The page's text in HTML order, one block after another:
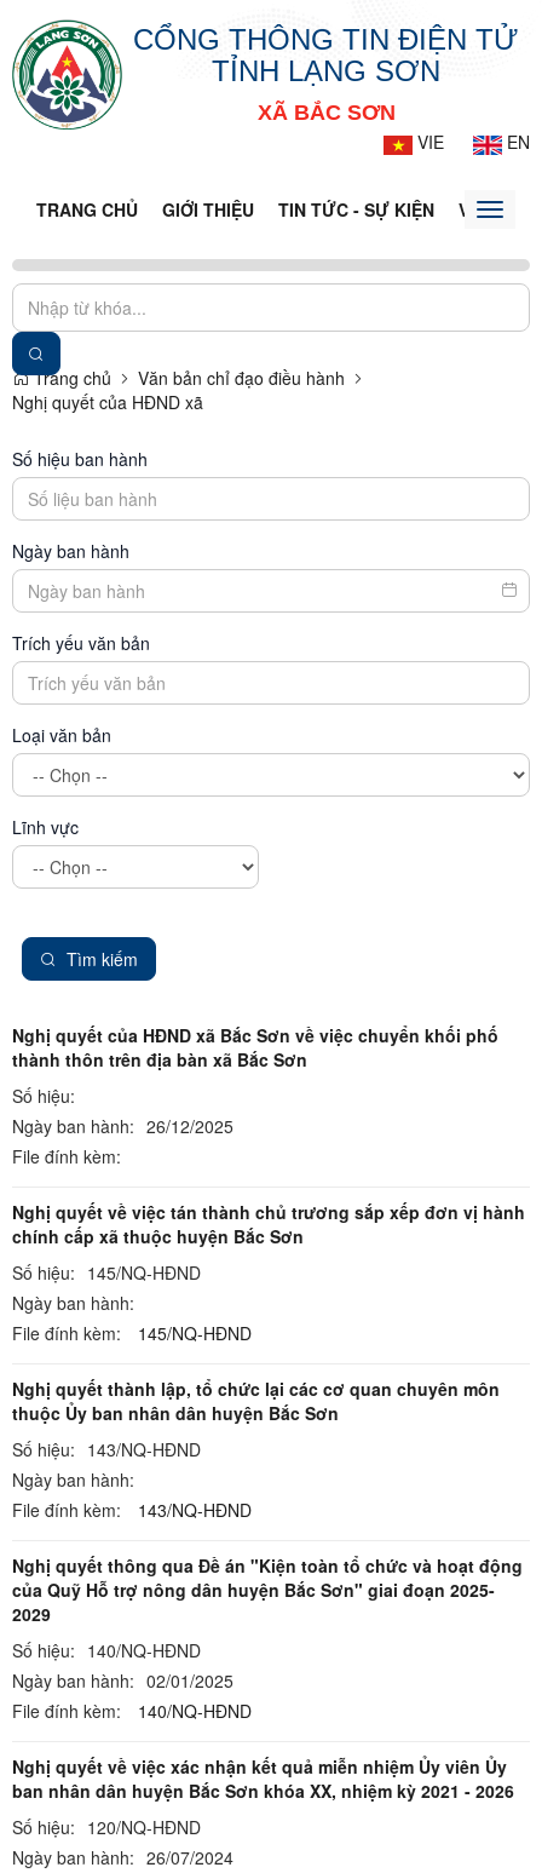
CỔNG THÔNG TIN ĐIỆN TỬ
TỈNH LẠNG SƠN
XÃ BẮC SƠN
VIE
EN
TRANG CHỦ GIỚI THIỆU TIN TỨC - SỰ KIỆN VĂN BẢN
Toggle
Trang chủ
Văn bản chỉ đạo điều hành
Nghị quyết của HĐND xã
Số hiệu ban hành
Ngày ban hành
Trích yếu văn bản
Loại văn bản
Lĩnh vực
Tìm kiếm
Nghị quyết của HĐND xã Bắc Sơn về việc chuyển khối phố
thành thôn trên địa bàn xã Bắc Sơn
Số hiệu:
Ngày ban hành: 26/12/2025
File đính kèm:
Nghị quyết về việc tán thành chủ trương sắp xếp đơn vị hành
chính cấp xã thuộc huyện Bắc Sơn
Số hiệu: 145/NQ-HĐND
Ngày ban hành:
File đính kèm:
145/NQ-HĐND
Nghị quyết thành lập, tổ chức lại các cơ quan chuyên môn
thuộc Ủy ban nhân dân huyện Bắc Sơn
Số hiệu: 143/NQ-HĐND
Ngày ban hành:
File đính kèm:
143/NQ-HĐND
Nghị quyết thông qua Đề án "Kiện toàn tổ chức và hoạt động
của Quỹ Hỗ trợ nông dân huyện Bắc Sơn" giai đoạn 2025-
2029
Số hiệu: 140/NQ-HĐND
Ngày ban hành: 02/01/2025
File đính kèm:
140/NQ-HĐND
Nghị quyết về việc xác nhận kết quả miễn nhiệm Ủy viên Ủy
ban nhân dân huyện Bắc Sơn khóa XX, nhiệm kỳ 2021 - 2026
Số hiệu: 120/NQ-HĐND
Ngày ban hành: 26/07/2024